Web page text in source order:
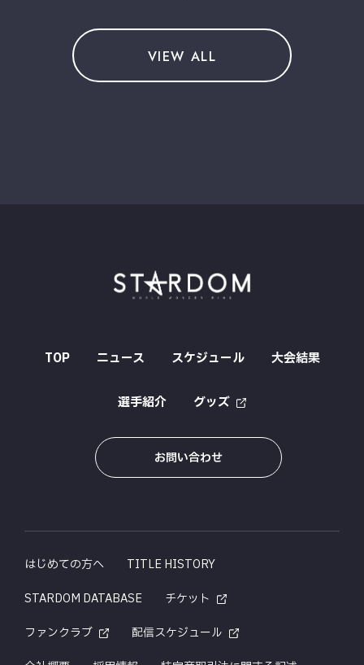
VIEW ALL
TOP ニュース スケジュール 大会結果
選手紹介 グッズ
お問い合わせ
はじめての方へ
TITLE HISTORY
STARDOM DATABASE
チケット
ファンクラブ
配信スケジュール